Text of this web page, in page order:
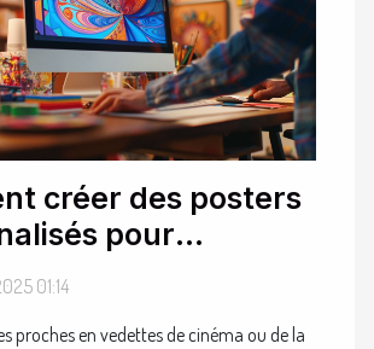
créer des posters
pour
vos proches en
01:14
proches en vedettes de cinéma ou de la